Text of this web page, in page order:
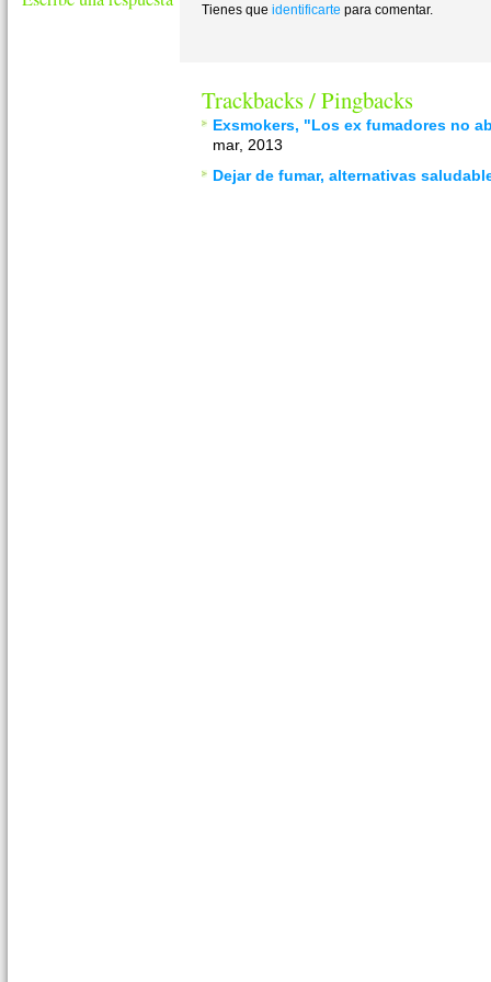
Tienes que identificarte para comentar.
Trackbacks / Pingbacks
Exsmokers, "Los ex fumadores no
mar, 2013
Dejar de fumar, alternativas